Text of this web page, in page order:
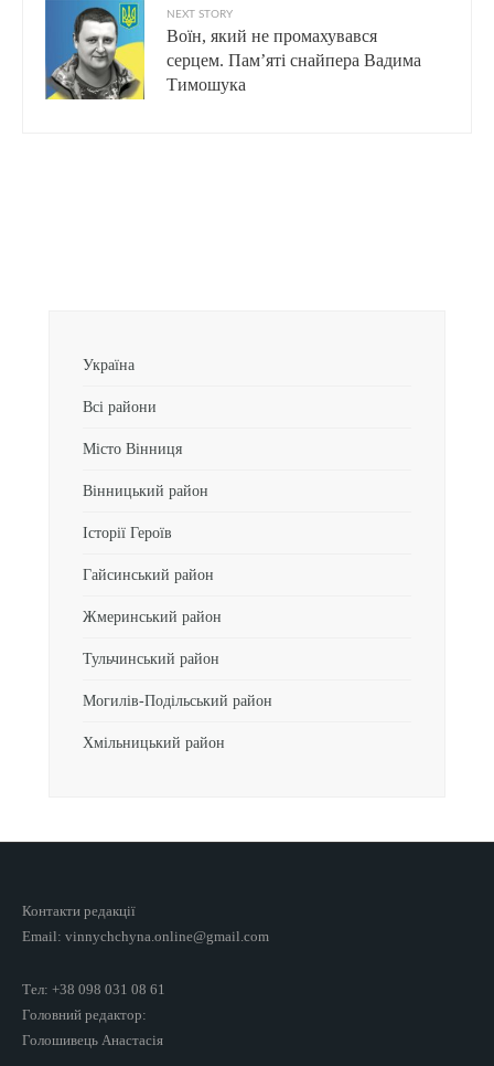
NEXT STORY
Воїн, який не промахувався
серцем. Пам’яті снайпера Вадима
Тимошука
Україна
Всі райони
Місто Вінниця
Вінницький район
Історії Героїв
Гайсинський район
Жмеринський район
Тульчинський район
Могилів-Подільський район
Хмільницький район
Контакти редакції
Email: vinnychchyna.online@gmail.com
Тел: +38 098 031 08 61
Головний редактор:
Голошивець Анастасія